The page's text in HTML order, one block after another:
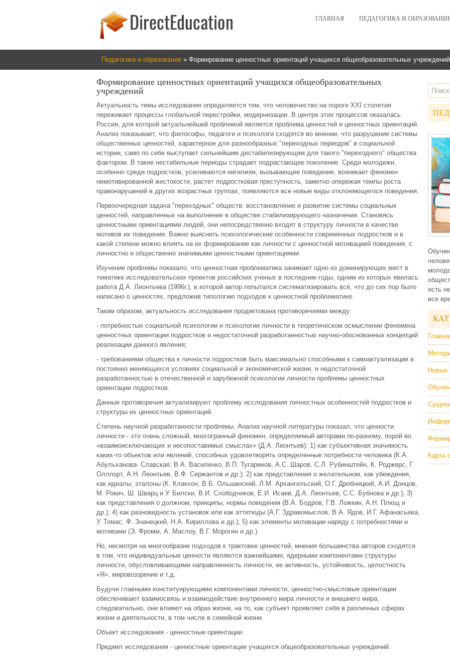
ГЛАВНАЯ ПЕДАГОГИКА И
Педагогика и образование » Формирование ценностных ориентаций учащихся общеобразовательных учреждений
Формирование ценностных ориентаций учащихся общеобразовательных
учреждений
Актуальность темы исследования определяется тем, что человечество на пороге XXI столетия
переживает процессы глобальной перестройки, модернизации. В центре этих процессов оказалась
Россия, для которой актуальнейшей проблемой является проблема ценностей и ценностных ориентаций.
Анализ показывает, что философы, педагоги и психологи сходятся во мнении, что разрушение системы
общественных ценностей, характерное для разнообразных "переходных периодов" в социальной
истории, само по себе выступает сильнейшим дестабилизирующим для такого "переходного" общества
фактором. В такие нестабильные периоды страдает подрастающее поколение. Среди молодежи,
особенно среди подростков, усиливаются нигилизм, вызывающее поведение, возникает феномен
немотивированной жестокости, растет подростковая преступность, заметно опережая темпы роста
правонарушений в других возрастных группах, появляются все новые виды отклоняющегося поведения.
Первоочередная задача "переходных" обществ: восстановление и развитие системы социальных
ценностей, направленных на выполнение в обществе стабилизирующего назначения. Становясь
ценностными ориентациями людей, они непосредственно входят в структуру личности в качестве
мотивов их поведения. Важно выяснить психологические особенности современных подростков и в
какой степени можно влиять на их формирование как личности с ценностной мотивацией поведения, с
личностно и общественно значимыми ценностными ориентациями.
Изучение проблемы показало, что ценностная проблематика занимает одно из доминирующих мест в
тематике исследовательских проектов российских ученых в последние годы, одним из которых явилась
работа Д.А. Леонтьева (1996г.), в которой автор попытался систематизировать всё, что до сих пор было
написано о ценностях, предложив типологию подходов к ценностной проблематике.
Таким образом, актуальность исследования продиктована противоречиями между:
- потребностью социальной психологии и психологии личности в теоретическом осмыслении феномена
ценностных ориентации подростков и недостаточной разработанностью научно-обоснованных концепций
реализации данного явления;
- требованиями общества к личности подростков быть максимально способными к самоактуализации в
постоянно меняющихся условиях социальной и экономической жизни, и недостаточной
разработанностью в отечественной и зарубежной психологии личности проблемы ценностных
ориентации подростков.
Данные противоречия актуализируют проблему исследования личностных особенностей подростков и
структуры их ценностных ориентаций.
Степень научной разработанности проблемы. Анализ научной литературы показал, что ценности
личности - это очень сложный, многогранный феномен, определяемый авторами по-разному, порой во
«взаимоисключающих и несопоставимых смыслах» (Д.А. Леонтьев): 1) как субъективная значимость
каких-то объектов или явлений, способных удовлетворять определенные потребности человека (К.А.
Абульханова- Славская, В.А. Василенко, В.П. Тугаринов, А.С. Шаров, С.Л. Рубинштейн, К. Роджерс, Г.
Оллпорт, А.Н. Леонтьев, В.Ф. Сержантов и др.); 2) как представления о желательном, как убеждения,
как идеалы, эталоны (К. Клакхон, В.Б. Ольшанский, Л.М. Архангельский, О.Г. Дробницкий, А.И. Донцов,
М. Рокич, Ш. Шварц и У. Билски, В.И. Слободчиков, Е.И. Исаев, Д.А. Леонтьев, С.С. Бубнова и др.); 3)
как представления о должном, принципы, нормы поведения (В.А. Бодров, Г.В. Ложкин, А.Н. Плющ и
др.); 4) как разновидность установок или как аттитюды (А.Г. Здравомыслов, В.А. Ядов, И.Г. Афанасьева,
У. Томас, Ф. Знанецкий, Н.А. Кириллова и др.); 5) как элементы мотивации наряду с потребностями и
мотивами (Э. Фромм, А. Маслоу, В.Г. Морогин и др.).
Но, несмотря на многообразие подходов к трактовке ценностей, мнения большинства авторов сходятся
в том, что индивидуальные ценности являются важнейшими, ядерными компонентами структуры
личности, обусловливающими направленность личности, ее активность, устойчивость, целостность
«Я», мировоззрение и т.д.
Будучи главными конституирующими компонентами личности, ценностно-смысловые ориентации
обеспечивают взаимосвязь и взаимодействие внутреннего мира личности и внешнего мира,
следовательно, они влияют на образ жизни, на то, как субъект проявляет себя в различных сферах
жизни и деятельности, в том числе в семейной жизни.
Объект исследования - ценностные ориентации.
Предмет исследования - ценностные ориентации учащихся общеобразовательных учреждений.
есть
все
Новые
Карта